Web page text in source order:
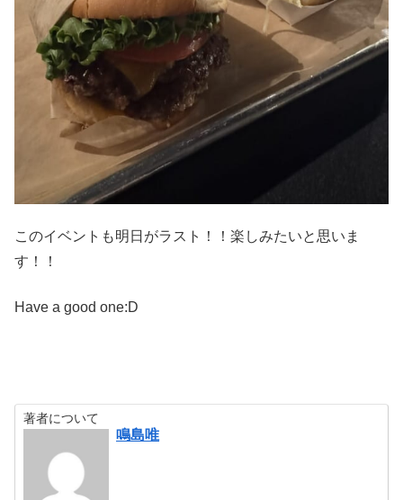
このイベントも明日がラスト！！楽しみたいと思いま
す！！
Have a good one:D
著者について
鳴島唯